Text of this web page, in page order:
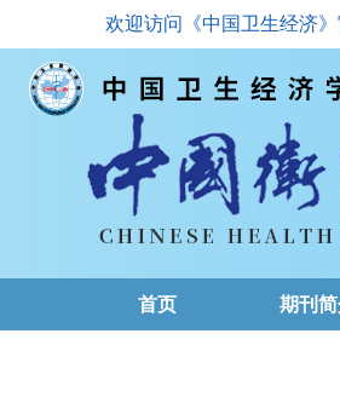
欢迎访问《中国卫生经济
首页 期刊